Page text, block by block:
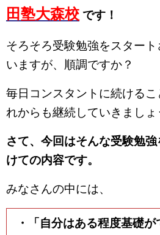
田塾大森校 です！
そろそろ受験勉強をスター
いますが、順調ですか？
毎日コンスタントに続ける
れからも継続していきましょ
さて、今回はそんな受験勉
けての内容です。
みなさんの中には、
・「自分はある程度基礎